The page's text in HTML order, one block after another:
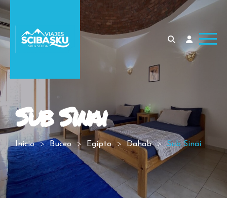
Sub Sinai
Inicio Buceo Egipto Dahab Sub Sinai